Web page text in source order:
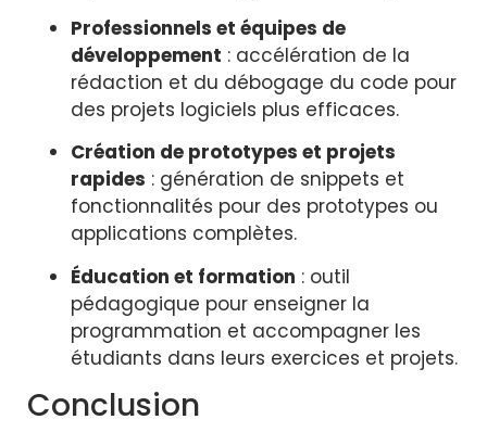
Professionnels et équipes de
développement : accélération de la
rédaction et du débogage du code pour
des projets logiciels plus efficaces.
Création de prototypes et projets
rapides : génération de snippets et
fonctionnalités pour des prototypes ou
applications complètes.
Éducation et formation : outil
pédagogique pour enseigner la
programmation et accompagner les
étudiants dans leurs exercices et projets.
Conclusion